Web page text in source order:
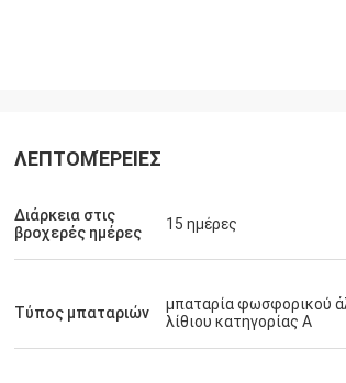
Τα φω'τα ποιοτικής αεροπορίας σε μια
καλή τιμή, άνθρωποι συμπαθούν τα
ΛΕΠΤΟΜΈΡΕΙΕΣ
Διάρκεια στις
βροχερές ημέρες
15 ημέρες
Τύπος μπαταριών
μπαταρία φωσφορικού
λίθιου κατηγορίας Α